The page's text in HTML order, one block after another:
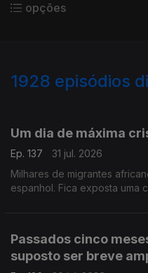
opções
1928 episódios
Um dia de máxima
Ep. 137
31 jul. 2026
Milhares de migrantes
espanhol. Fica exposta uma
Passados cinco
suposto ser breve